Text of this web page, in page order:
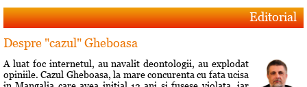
Editorial
Despre "cazul" Gheboasa
A luat foc internetul, au navalit deontologii, au explodat
opiniile. Cazul Gheboasa, la mare concurenta cu fata ucisa